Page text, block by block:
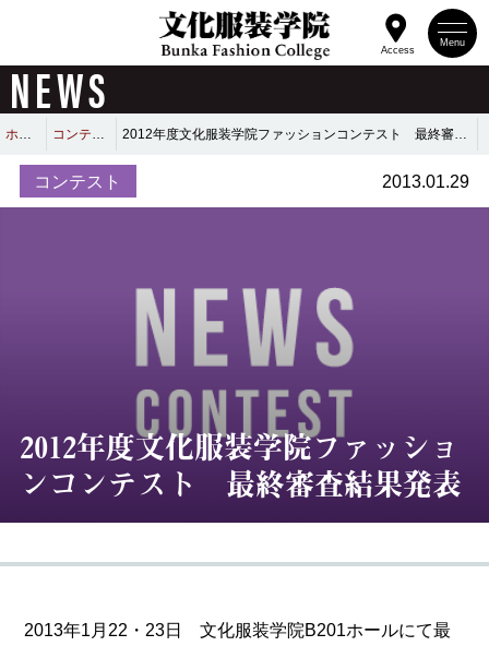
Menu
Access
NEWS
ホーム コンテスト 2012年度文化服装学院ファッションコンテスト 最終審査結果発表
コンテスト 2013.01.29
2012年度文化服装学院ファッショ
ンコンテスト 最終審査結果発表
2013年1月22・23日 文化服装学院B201ホールにて最